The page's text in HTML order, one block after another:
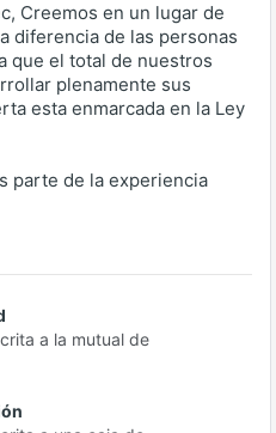
Creemos en un lugar de
diferencia de las personas
que el total de nuestros
plenamente sus
esta enmarcada en la Ley
parte de la experiencia
a la mutual de